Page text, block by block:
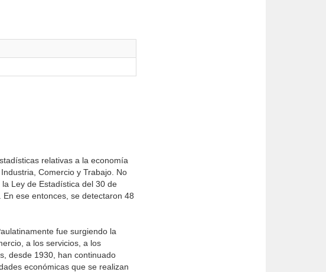
relativas a la economía
Comercio y Traba­jo. No
Ley de Estadística del 30 de
ese entonces, se de­tectaron 48
fue surgiendo la
a los servicios, a los
desde 1930, han continuado
económicas que se realizan